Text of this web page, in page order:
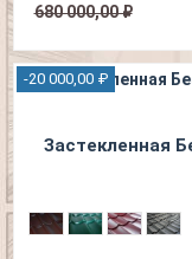
680 000,00 ₽
-20 000,00 ₽
Застекленная